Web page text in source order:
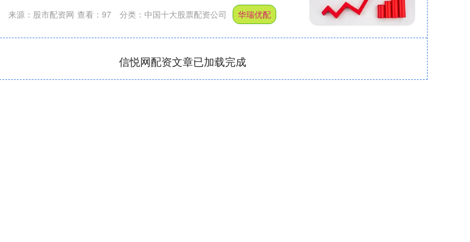
来源：股市配资网 查看： 97 分类： 中国十大股票配资公司 华瑞优配
信悦网配资文章已加载完成